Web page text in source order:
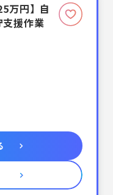
万円】自
援作業